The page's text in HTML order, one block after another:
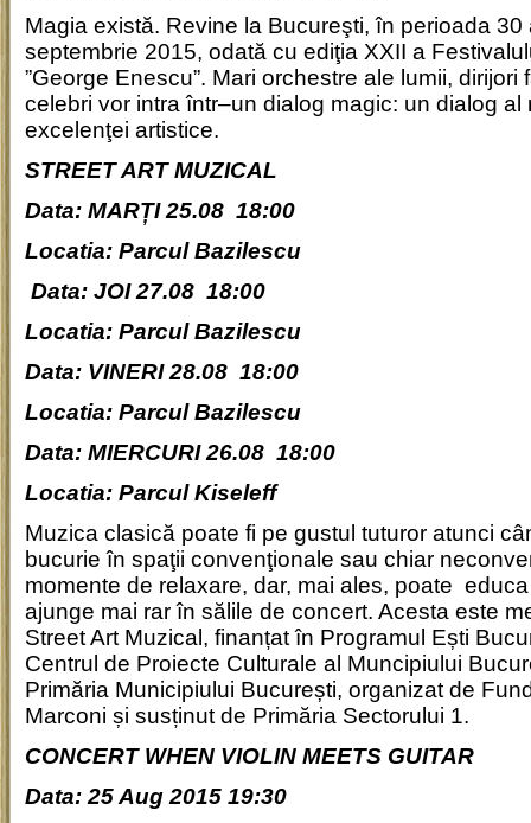
Magia există. Revine la Bucureşti, în perioada 30
septembrie 2015, odată cu ediţia XXII a
”George Enescu”. Mari orchestre ale lumii, dirijori
celebri vor intra într–un dialog magic: un dialog al
excelenţei artistice.
STREET ART MUZICAL
Data: MARȚI 25.08 18:00
Locatia: Parcul Bazilescu
Data: JOI 27.08 18:00
Locatia: Parcul Bazilescu
Data: VINERI 28.08 18:00
Locatia: Parcul Bazilescu
Data: MIERCURI 26.08 18:00
Locatia: Parcul Kiseleff
Muzica clasică poate fi pe gustul tuturor atunci
bucurie în spaţii convenţionale sau chiar
momente de relaxare, dar, mai ales, poate
ajunge mai rar în sălile de concert. Acesta este
Street Art Muzical, finanțat în Programul Ești
Centrul de Proiecte Culturale al Muncipiului
Primăria Municipiului București, organizat de
Marconi și susținut de Primăria Sectorului 1.
CONCERT WHEN VIOLIN MEETS GUITAR
Data: 25 Aug 2015 19:30